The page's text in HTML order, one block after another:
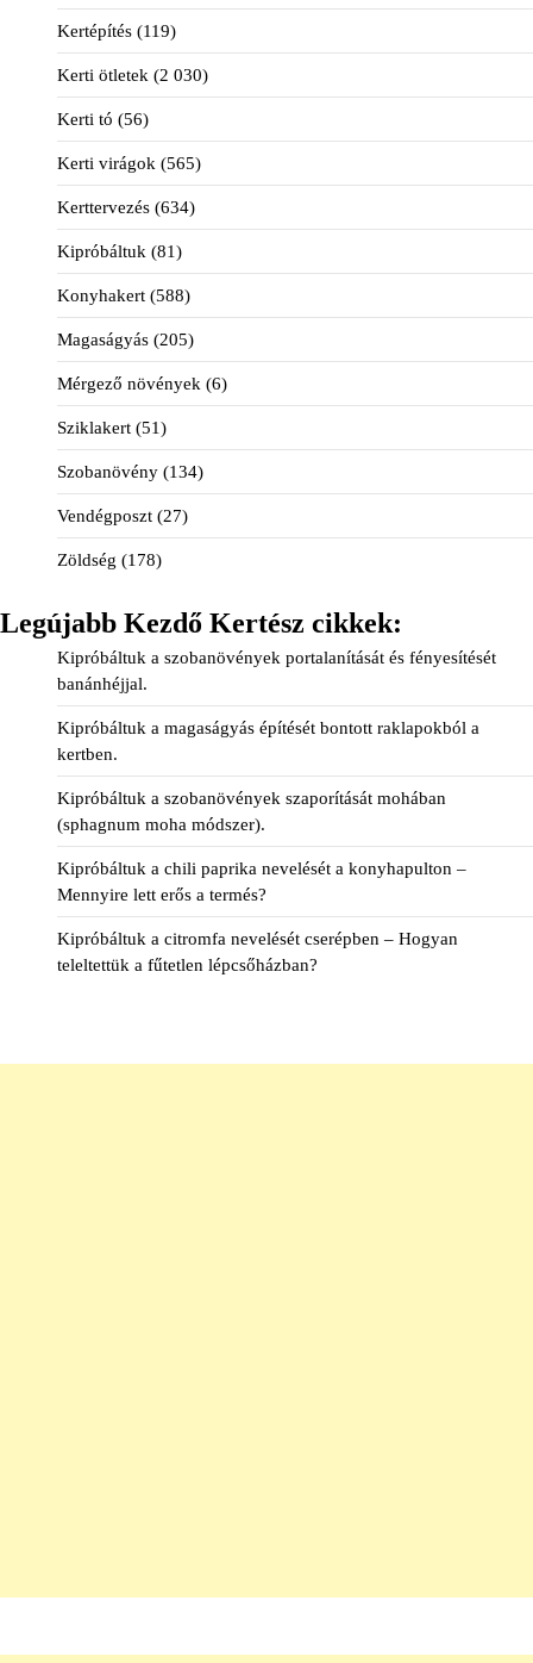
Kertépítés (119)
Kerti ötletek (2 030)
Kerti tó (56)
Kerti virágok (565)
Kerttervezés (634)
Kipróbáltuk (81)
Konyhakert (588)
Magaságyás (205)
Mérgező növények (6)
Sziklakert (51)
Szobanövény (134)
Vendégposzt (27)
Zöldség (178)
Legújabb Kezdő Kertész cikkek:
Kipróbáltuk a szobanövények portalanítását és fényesítését
banánhéjjal.
Kipróbáltuk a magaságyás építését bontott raklapokból a
kertben.
Kipróbáltuk a szobanövények szaporítását mohában
(sphagnum moha módszer).
Kipróbáltuk a chili paprika nevelését a konyhapulton –
Mennyire lett erős a termés?
Kipróbáltuk a citromfa nevelését cserépben – Hogyan
teleltettük a fűtetlen lépcsőházban?